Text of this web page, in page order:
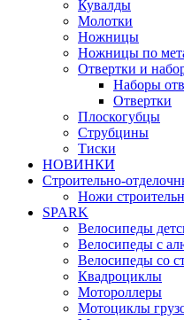
Кувалды
Молотки
Ножницы
Ножницы по
Отвертки и
Наборы
Отвертки
Плоскогубцы
Струбцины
Тиски
НОВИНКИ
Строительно-
Ножи
SPARK
Велосипеды
Велосипеды с
Велосипеды со
Квадроциклы
Мотороллеры
Мотоциклы